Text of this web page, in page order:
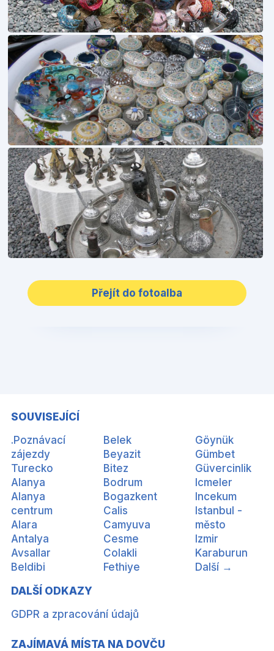
Přejít do fotoalba
SOUVISEJÍCÍ
.Poznávací
zájezdy
Turecko
Alanya
Alanya
centrum
Alara
Antalya
Avsallar
Beldibi
Belek
Beyazit
Bitez
Bodrum
Bogazkent
Calis
Camyuva
Cesme
Colakli
Fethiye
Göynük
Gümbet
Güvercinlik
Icmeler
Incekum
Istanbul -
město
Izmir
Karaburun
Další →
DALŠÍ ODKAZY
GDPR a zpracování údajů
ZAJÍMAVÁ MÍSTA NA DOVČU